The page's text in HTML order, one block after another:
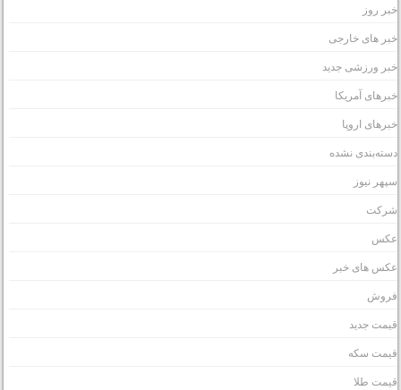
روز
های خارجی
ورزشی جدید
آمریکا
اروپا
نشده
نیوز
های خبر
جدید
سکه
طلا